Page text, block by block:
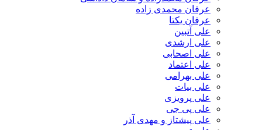
عرفان محمدی زاده
عرفان یکتا
علی آتبین
علی ارشدی
علی اصحابی
علی اعتماد
علی بهرامی
علی بیات
علی پرویزی
علی پی جی
علی پیشتاز و مهدی آذر